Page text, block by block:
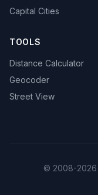
Capital Cities
TOOLS
Distance Calculator
Geocoder
Street View
© 2008-2026